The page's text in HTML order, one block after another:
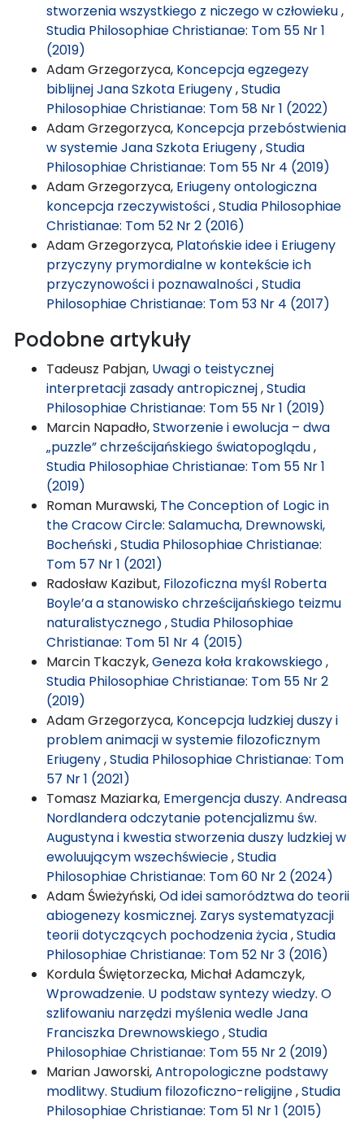
stworzenia wszystkiego z niczego w człowieku,
Studia Philosophiae Christianae: Tom 55 Nr 1
(2019)
Adam Grzegorzyca, Koncepcja egzegezy
biblijnej Jana Szkota Eriugeny,Studia
Philosophiae Christianae: Tom 58 Nr 1 (2022)
Adam Grzegorzyca, Koncepcja przebóstwienia
w systemie Jana Szkota Eriugeny,Studia
Philosophiae Christianae: Tom 55 Nr 4 (2019)
Adam Grzegorzyca, Eriugeny ontologiczna
koncepcja rzeczywistości,Studia Philosophiae
Christianae: Tom 52 Nr 2 (2016)
Adam Grzegorzyca, Platońskie idee i Eriugeny
przyczyny prymordialne w kontekście ich
przyczynowości i poznawalności,Studia
Philosophiae Christianae: Tom 53 Nr 4 (2017)
Podobne artykuły
Tadeusz Pabjan, Uwagi o teistycznej
interpretacji zasady antropicznej,Studia
Philosophiae Christianae: Tom 55 Nr 1 (2019)
Marcin Napadło,Stworzenie i ewolucja – dwa
„puzzle” chrześcijańskiego światopoglądu,
Studia Philosophiae Christianae: Tom 55 Nr 1
(2019)
Roman Murawski, The Conception of Logic in
the Cracow Circle: Salamucha, Drewnowski,
Bocheński,Studia Philosophiae Christianae:
Tom 57 Nr 1 (2021)
Radosław Kazibut, Filozoficzna myśl Roberta
Boyle’a a stanowisko chrześcijańskiego teizmu
naturalistycznego,Studia Philosophiae
Christianae: Tom 51 Nr 4 (2015)
Marcin Tkaczyk,Geneza koła krakowskiego,
Studia Philosophiae Christianae: Tom 55 Nr 2
(2019)
Adam Grzegorzyca, Koncepcja ludzkiej duszy i
problem animacji w systemie filozoficznym
Eriugeny,Studia Philosophiae Christianae: Tom
57 Nr 1 (2021)
Tomasz Maziarka, Emergencja duszy. Andreasa
Nordlandera odczytanie potencjalizmu św.
Augustyna i kwestia stworzenia duszy ludzkiej w
ewoluującym wszechświecie,Studia
Philosophiae Christianae: Tom 60 Nr 2 (2024)
Adam Świeżyński,Od idei samorództwa do teorii
abiogenezy kosmicznej. Zarys systematyzacji
teorii dotyczących pochodzenia życia,Studia
Philosophiae Christianae: Tom 52 Nr 3 (2016)
Kordula Świętorzecka, Michał Adamczyk,
Wprowadzenie. U podstaw syntezy wiedzy. O
szlifowaniu narzędzi myślenia wedle Jana
Franciszka Drewnowskiego,Studia
Philosophiae Christianae: Tom 55 Nr 2 (2019)
Marian Jaworski,Antropologiczne podstawy
modlitwy. Studium filozoficzno-religijne,Studia
Philosophiae Christianae: Tom 51 Nr 1 (2015)